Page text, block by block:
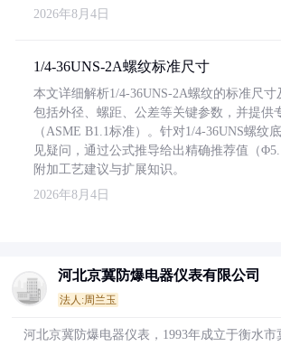
2026年8月4日
1/4-36UNS-2A螺纹标准尺寸
本文详细解析1/4-36UNS-2A螺纹的标准尺寸
包括外径、螺距、公差等关键参数，并提供
（ASME B1.1标准）。针对1/4-36UNS螺纹
见疑问，通过公式推导给出精确推荐值（
附加工艺建议与扩展知识。
2026年8月4日
河北京冀防爆电器仪表有限公司
法人:周兰玉
河北京冀防爆电器仪表，1993年成立于衡水市